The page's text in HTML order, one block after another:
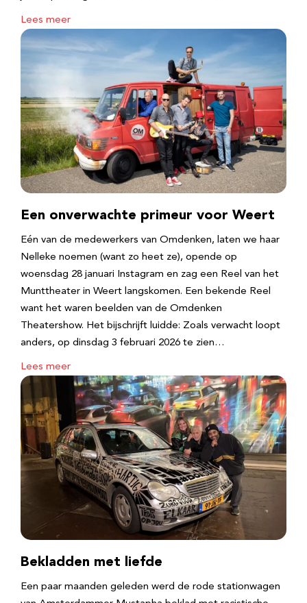
Lees meer
Een onverwachte primeur voor Weert
Eén van de medewerkers van Omdenken, laten we haar
Nelleke noemen (want zo heet ze), opende op
woensdag 28 januari Instagram en zag een Reel van het
Munttheater in Weert langskomen. Een bekende Reel
want het waren beelden van de Omdenken
Theatershow. Het bijschrijft luidde: Zoals verwacht loopt
anders, op dinsdag 3 februari 2026 te zien…
Lees meer
Bekladden met liefde
Een paar maanden geleden werd de rode stationwagen